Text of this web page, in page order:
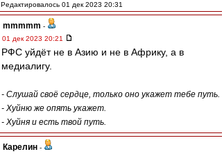
Редактировалось 01 дек 2023 20:31
mmmmm -
01 дек 2023 20:21
РФС уйдёт не в Азию и не в Африку, а в
медиалигу.
- Слушай своё сердце, только оно укажет тебе путь.
- Хуйню же опять укажет.
- Хуйня и есть твой путь.
Карелин -